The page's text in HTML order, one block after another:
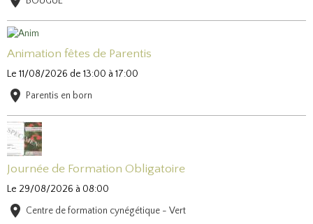
Animation fêtes de Parentis
Le 11/08/2026 de 13:00 à 17:00
Parentis en born
Journée de Formation Obligatoire
Le 29/08/2026 à 08:00
Centre de formation cynégétique - Vert